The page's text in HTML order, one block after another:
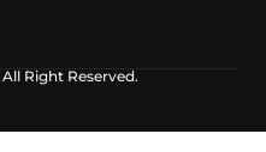
All Right Reserved.